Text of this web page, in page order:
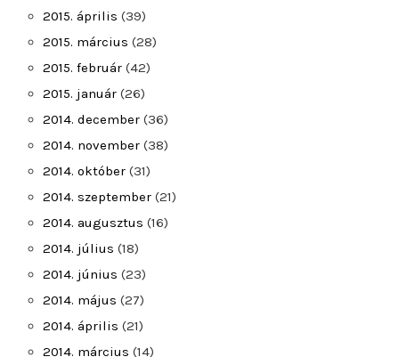
2015. április (39)
2015. március (28)
2015. február (42)
2015. január (26)
2014. december (36)
2014. november (38)
2014. október (31)
2014. szeptember (21)
2014. augusztus (16)
2014. július (18)
2014. június (23)
2014. május (27)
2014. április (21)
2014. március (14)